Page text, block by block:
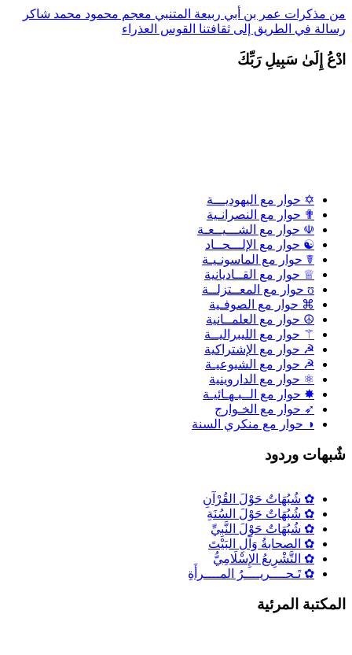
مذكرات عمر بن أبي ربيعةالمتنبي معجم محمود محمد شاكر
في الطريق إلى ثقافتناالقوس العذراء
إِلَىٰ سَبِيلِ رَبِّكَ
✡ حوار مع اليهوديـــة
✟ حوار مع النصرانـية
☫ حوار مع الشـــيــعـة
☯ حوار مع الإلـــحــاد
☤ حوار مع الماسونـيـة
♕ حوار مع القــاديانية
ʊ حوار مع المعــتزلــة
⌘ حوار مع الصوفـية
☮ حوار مع العلمــانية
⚚ حوار مع الليبراليــة
☭ حوار مع الإشتراكية
☭ حوار مع الشيوعيـة
⚛ حوار مع الداروينية
✸ حوار مع الــبـهـائيـة
➶ حوار مع الخـوارج
◑ حوار مع منكري السنة
وردود
✿ شُبُهَاتٌ حَوْلَ القُرْآنِ
✿ شُبُهَاتٌ حَوْلَ السُنَةِ
✿ شُبُهَاتٌ حَوْلَ النَّبِيِّ
✿ الصحابةُ وَآلِ البَيْتَ
✿ التَّشْرِيعُ الإِسْلَامِيُّ
✿ تَـحــــريــــرُ المــــرأَةِ
المرئية